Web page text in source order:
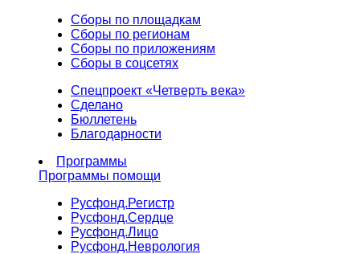
Сборы по площадкам
Сборы по регионам
Сборы по приложениям
Сборы в соцсетях
Спецпроект «Четверть века»
Сделано
Бюллетень
Благодарности
Программы
Программы помощи
Русфонд.Регистр
Русфонд.Сердце
Русфонд.Лицо
Русфонд.Неврология